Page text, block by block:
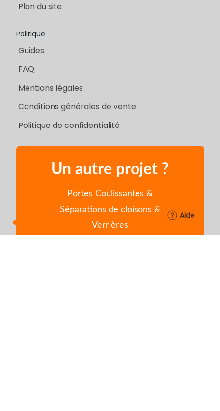
Aide
Plan du site
Politique
Guides
FAQ
Mentions légales
Conditions générales de vente
Politique de confidentialité
Un autre projet ?
Portes Coulissantes &
Séparations de cloisons &
Verrières